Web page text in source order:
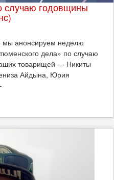
случаю годовщины
мы анонсируем неделю
дела» по случаю
товарищей — Никиты
Айдына, Юрия